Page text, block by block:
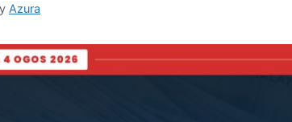
Azura